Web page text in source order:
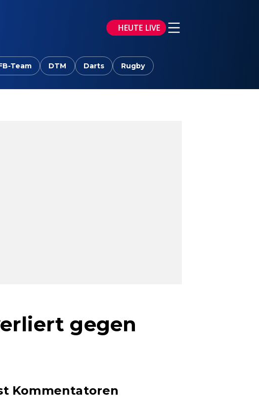
HEUTE LIVE
Team DTM Darts Rugby
gegen
Kommentatoren